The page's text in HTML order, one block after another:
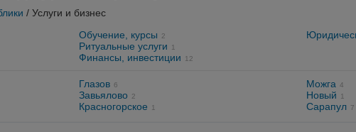
/ Услуги и бизнес
Обучение, курсы 2
Ритуальные услуги 1
Финансы, инвестиции 12
Глазов 6
Завьялово 2
Красногорское 1
Можга 4
Новый 1
Сарапул 7